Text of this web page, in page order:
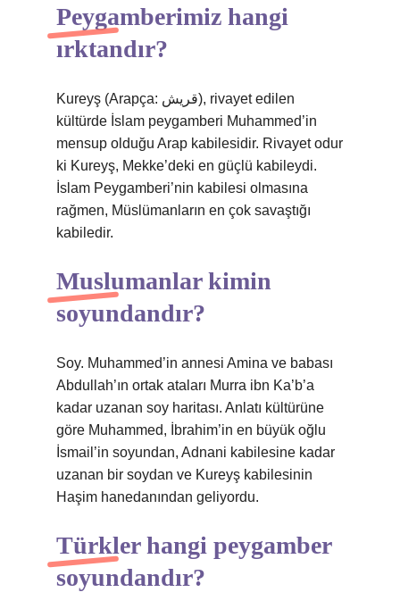
Peygamberimiz hangi
ırktandır?
Kureyş (Arapça: قريش), rivayet edilen
kültürde İslam peygamberi Muhammed’in
mensup olduğu Arap kabilesidir. Rivayet odur
ki Kureyş, Mekke’deki en güçlü kabileydi.
İslam Peygamberi’nin kabilesi olmasına
rağmen, Müslümanların en çok savaştığı
kabiledir.
Muslumanlar kimin
soyundandır?
Soy. Muhammed’in annesi Amina ve babası
Abdullah’ın ortak ataları Murra ibn Ka’b’a
kadar uzanan soy haritası. Anlatı kültürüne
göre Muhammed, İbrahim’in en büyük oğlu
İsmail’in soyundan, Adnani kabilesine kadar
uzanan bir soydan ve Kureyş kabilesinin
Haşim hanedanından geliyordu.
Türkler hangi peygamber
soyundandır?